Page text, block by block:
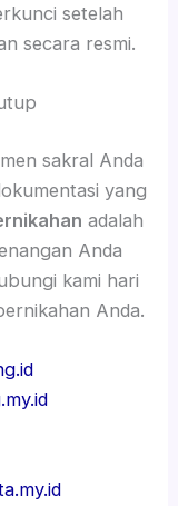
setelah
secara resmi.
sakral Anda
yang
adalah
Anda
kami hari
Anda.